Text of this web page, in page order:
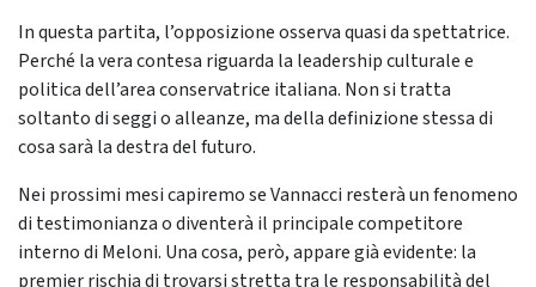
In questa partita, l’opposizione osserva quasi da spettatrice.
Perché la vera contesa riguarda la leadership culturale e
politica dell’area conservatrice italiana. Non si tratta
soltanto di seggi o alleanze, ma della definizione stessa di
cosa sarà la destra del futuro.
Nei prossimi mesi capiremo se Vannacci resterà un fenomeno
di testimonianza o diventerà il principale competitore
interno di Meloni. Una cosa, però, appare già evidente: la
premier rischia di trovarsi stretta tra le responsabilità del